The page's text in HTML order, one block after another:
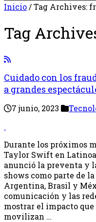
Inicio/Tag Archives:
Tag
Cuidado con los
a grandes
7 junio, 2023
Durante los próximos
Taylor Swift en
anunció la preventa y
shows como parte de
Argentina, Brasil y
comunicación y las
mostrar el impacto
movilizan …